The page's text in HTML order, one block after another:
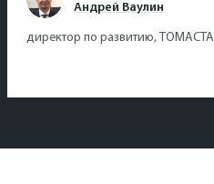
Андрей Ваулин
директор по развитию, ТОМАСТА